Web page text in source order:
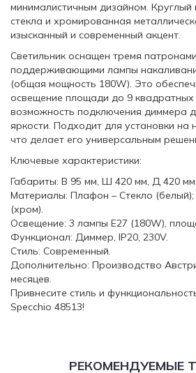
минималистичным дизайном. Круглый
стекла и хромированная
изысканный и современный акцент.
Светильник оснащен тремя
поддерживающими лампы
(общая мощность 180W). Это
освещение площади до 9 квадратных
возможность подключения диммера
яркости. Подходит для установки на
что делает его универсальным
Ключевые характеристики:
Габариты: В 95 мм, Ш 420 мм, Д 420 мм.
Материалы: Плафон – Стекло
(хром).
Освещение: 3 лампы E27 (180W),
Функционал: Диммер, IP20, 230V.
Стиль: Современный.
Дополнительно: Производство
месяцев.
Привнесите стиль и
Specchio 48513!
РЕКОМЕНДУЕМЫЕ